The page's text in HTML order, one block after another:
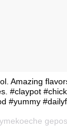
Amazing
#claypot
#yummy